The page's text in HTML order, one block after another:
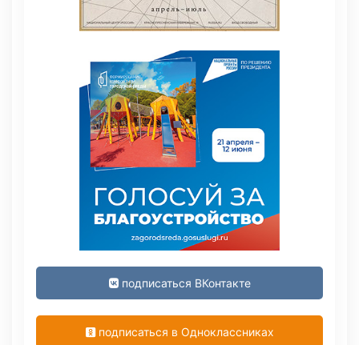
подписаться ВКонтакте
подписаться в Одноклассниках